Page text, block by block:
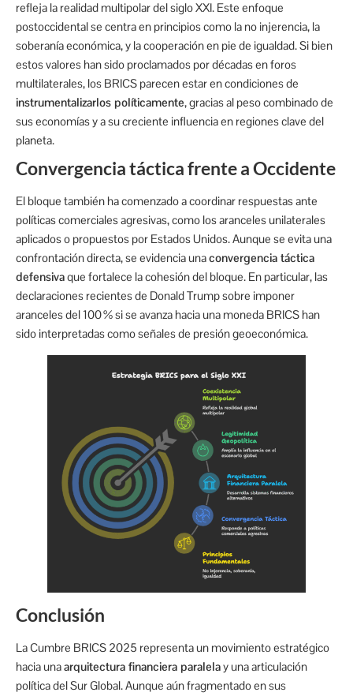
refleja la realidad multipolar del siglo XXI. Este enfoque
postoccidental se centra en principios como la no injerencia, la
soberanía económica, y la cooperación en pie de igualdad. Si bien
estos valores han sido proclamados por décadas en foros
multilaterales, los BRICS parecen estar en condiciones de
instrumentalizarlos políticamente, gracias al peso combinado de
sus economías y a su creciente influencia en regiones clave del
planeta.
Convergencia táctica frente a Occidente
El bloque también ha comenzado a coordinar respuestas ante
políticas comerciales agresivas, como los aranceles unilaterales
aplicados o propuestos por Estados Unidos. Aunque se evita una
confrontación directa, se evidencia unaconvergencia táctica
defensivaque fortalece la cohesión del bloque. En particular, las
declaraciones recientes de Donald Trump sobre imponer
aranceles del 100 % si se avanza hacia una moneda BRICS han
sido interpretadas como señales de presión geoeconómica.
Conclusión
La Cumbre BRICS 2025 representa un movimiento estratégico
hacia unaarquitectura financiera paralelay una articulación
política del Sur Global. Aunque aún fragmentado en sus